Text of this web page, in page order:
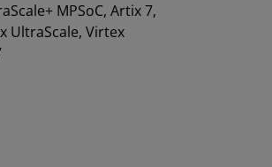
MPSoC, Artix 7,
UltraScale, Virtex